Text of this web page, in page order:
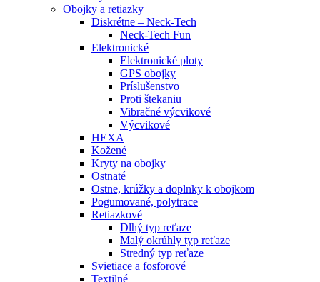
Obojky a retiazky
Diskrétne – Neck-Tech
Neck-Tech Fun
Elektronické
Elektronické ploty
GPS obojky
Príslušenstvo
Proti štekaniu
Vibračné výcvikové
Výcvikové
HEXA
Kožené
Kryty na obojky
Ostnaté
Ostne, krúžky a doplnky k obojkom
Pogumované, polytrace
Retiazkové
Dlhý typ reťaze
Malý okrúhly typ reťaze
Stredný typ reťaze
Svietiace a fosforové
Textilné